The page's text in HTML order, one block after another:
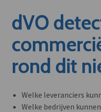
dVO
rond dit
Welke leveranciers
Welke bedrijven